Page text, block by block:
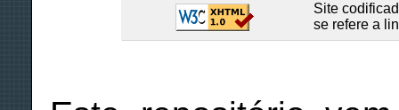
Site
se refere a